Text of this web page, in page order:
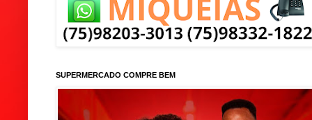
SUPERMERCADO COMPRE BEM